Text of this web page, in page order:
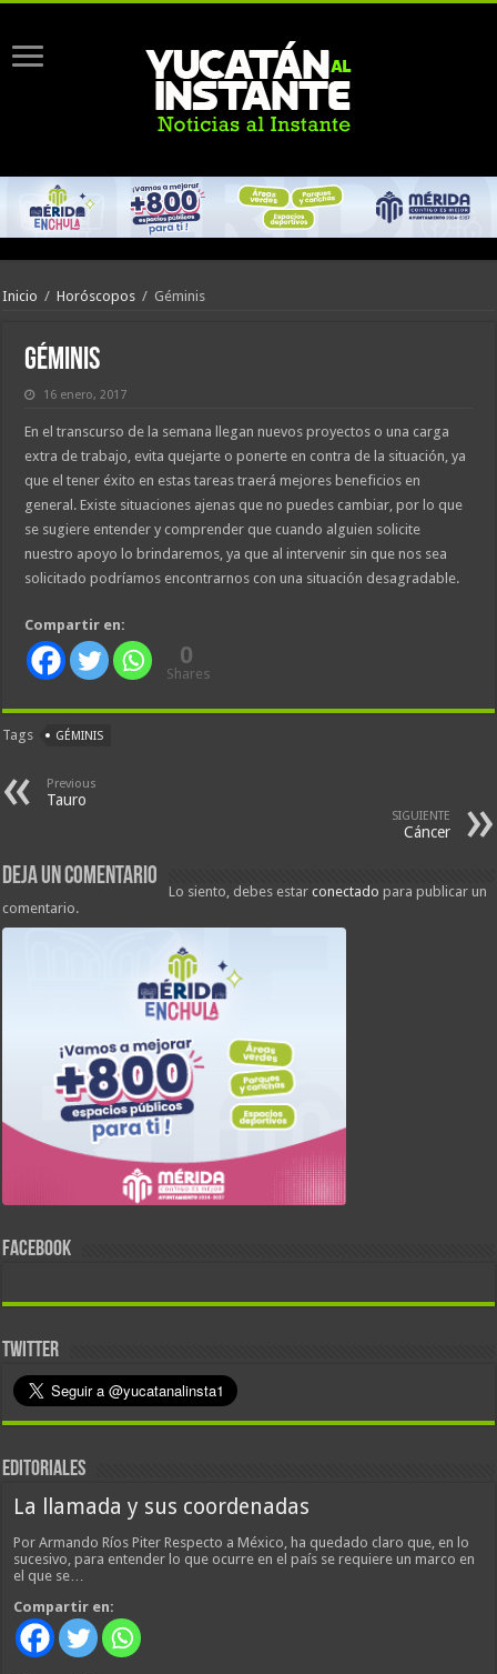
Inicio / Horóscopos / Géminis
Géminis
16 enero, 2017
En el transcurso de la semana llegan nuevos proyectos o una carga
extra de trabajo, evita quejarte o ponerte en contra de la situación, ya
que el tener éxito en estas tareas traerá mejores beneficios en
general. Existe situaciones ajenas que no puedes cambiar, por lo que
se sugiere entender y comprender que cuando alguien solicite
nuestro apoyo lo brindaremos, ya que al intervenir sin que nos sea
solicitado podríamos encontrarnos con una situación desagradable.
Compartir en:
0
Shares
Tags GÉMINIS
Previous
Tauro
SIGUIENTE
Cáncer
Deja un comentario
Lo siento, debes estarconectado para publicar un
comentario.
FACEBOOK
TWITTER
EDITORIALES
La llamada y sus coordenadas
Por Armando Ríos Piter Respecto a México, ha quedado claro que, en lo
sucesivo, para entender lo que ocurre en el país se requiere un marco en
el que se…
Compartir en: